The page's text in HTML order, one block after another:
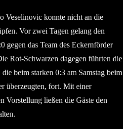
Veselinovic konnte nicht an die
Vor zwei Tagen gelang den
gegen das Team des Eckernförder
Rot-Schwarzen dagegen führten die
beim starken 0:3 am Samstag beim
überzeugten, fort. Mit einer
Vorstellung ließen die Gäste den